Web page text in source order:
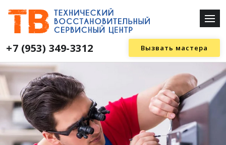
+7 (953) 349-3312 Вызвать мастера